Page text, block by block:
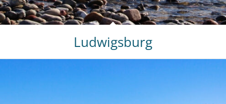
Ludwigsburg